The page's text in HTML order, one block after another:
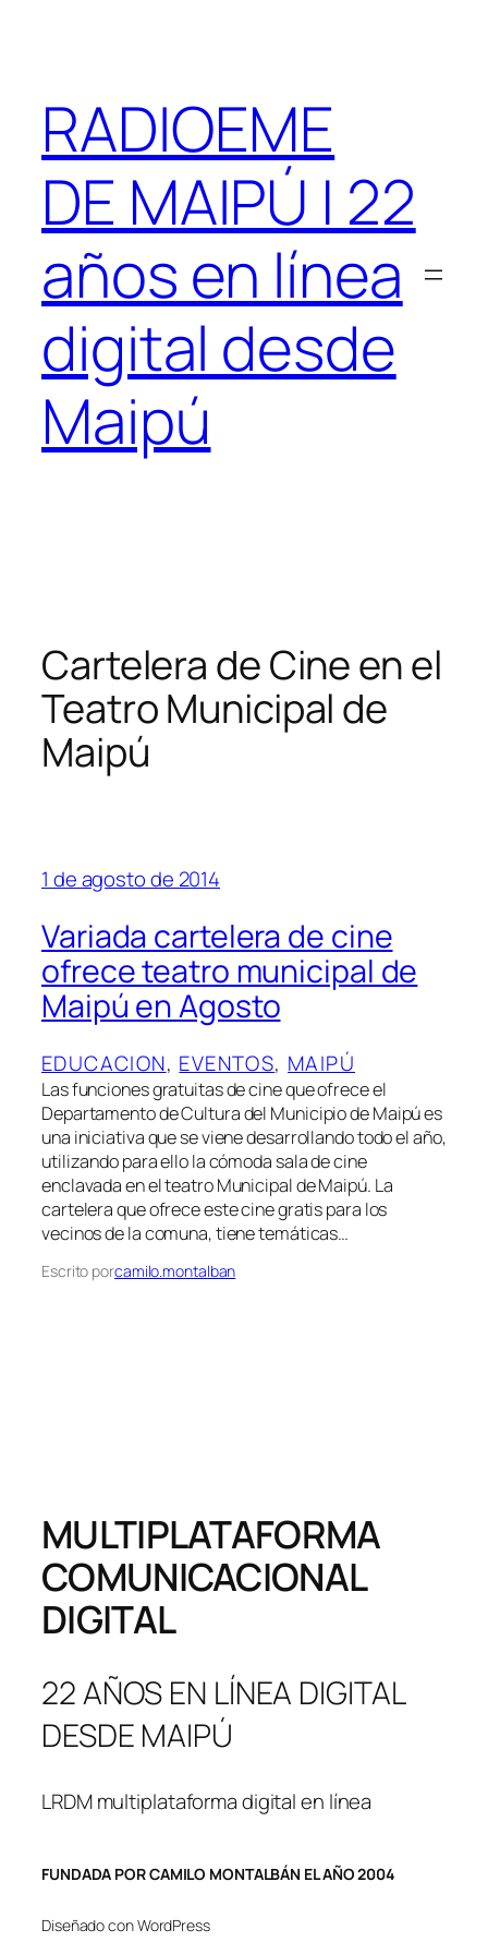
RADIOEME
DE MAIPÚ | 22
años en línea
digital desde
Maipú
Cartelera de Cine en el
Teatro Municipal de
Maipú
1 de agosto de 2014
Variada cartelera de cine
ofrece teatro municipal de
Maipú en Agosto
EDUCACION, EVENTOS, MAIPÚ
Las funciones gratuitas de cine que ofrece el
Departamento de Cultura del Municipio de Maipú es
una iniciativa que se viene desarrollando todo el año,
utilizando para ello la cómoda sala de cine
enclavada en el teatro Municipal de Maipú. La
cartelera que ofrece este cine gratis para los
vecinos de la comuna, tiene temáticas…
Escrito porcamilo.montalban
MULTIPLATAFORMA
COMUNICACIONAL
DIGITAL
22 AÑOS EN LÍNEA DIGITAL
DESDE MAIPÚ
LRDM multiplataforma digital en línea
FUNDADA POR CAMILO MONTALBÁN EL AÑO 2004
Diseñado con WordPress